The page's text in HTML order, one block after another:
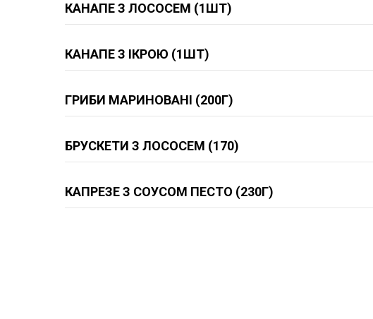
КАНАПЕ З ЛОСОСЕМ (1ШТ)
КАНАПЕ З ІКРОЮ (1ШТ)
ГРИБИ МАРИНОВАНІ (200Г)
БРУСКЕТИ З ЛОСОСЕМ (170)
КАПРЕЗЕ З СОУСОМ ПЕСТО (230Г)